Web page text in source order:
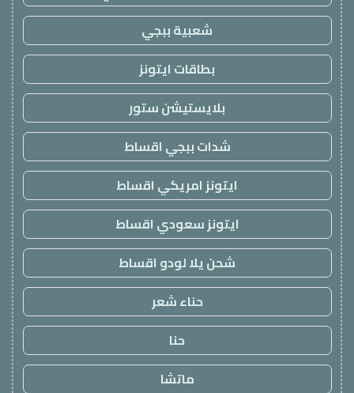
شعبية ببجي
بطاقات ايتونز
بلايستيشن ستور
شدات ببجي اقساط
ايتونز امريكي اقساط
ايتونز سعودي اقساط
شحن يلا لودو اقساط
حناء شعر
حنا
ماتشا